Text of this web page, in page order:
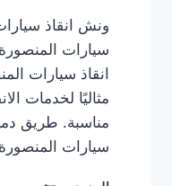
ونش انقاذ
سيارات
انقاذ سيارات
مثاليًا لخدمات
مناسبة. طريق
سيارات
ونش